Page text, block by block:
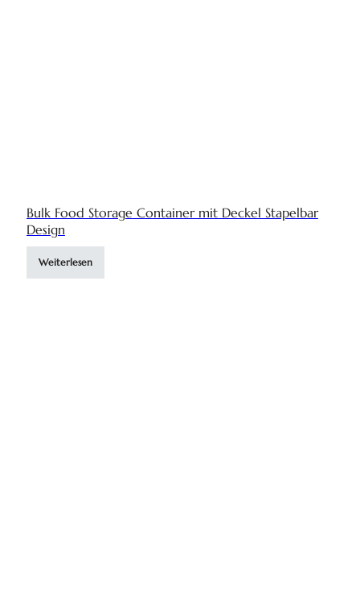
Bulk Food Storage Container mit Deckel Stapelbar
Design
Weiterlesen